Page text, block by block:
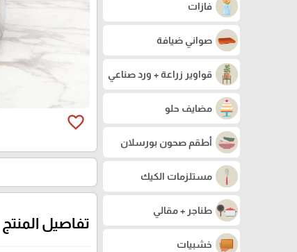
فازات
صواني ضيافة
قواوير زراعة + ورد صناعي
مضايف حلو
أطقم صحون بورسلان
مستلزمات الكيك
طناجر + مقالي
خشبيات
favorite_border
تفاصيل المنتج